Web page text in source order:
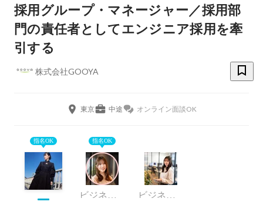
採用グループ・マネージャー／採用部
門の責任者としてエンジニア採用を牽
引する
株式会社GOOYA
東京 中途 オンライン面談OK
指名OK 指名OK
ビジネスソリューション部・採用グループ・リーダー ビジネスソリューション部・採用グループ